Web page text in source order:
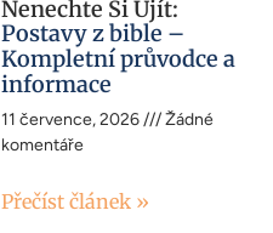
Nenechte Si Ujít:
Postavy z bible –
Kompletní průvodce a
informace
11 července, 2026
Žádné
komentáře
Přečíst článek »